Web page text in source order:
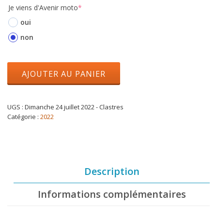
Je viens d'Avenir moto*
oui
non
AJOUTER AU PANIER
UGS : Dimanche 24 juillet 2022 - Clastres
Catégorie : 2022
Description
Informations complémentaires